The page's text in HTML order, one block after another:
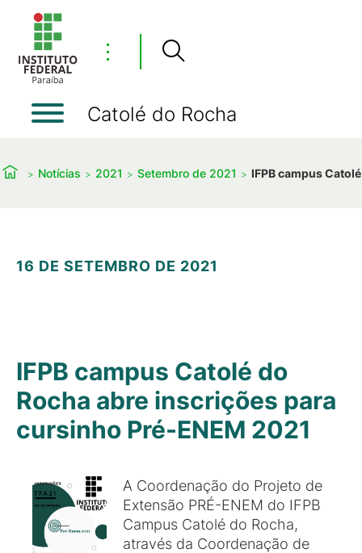
⋮
Catolé do Rocha
Notícias 2021 Setembro de 2021 IFPB campus
16 DE SETEMBRO DE 2021
IFPB campus Catolé do
Rocha abre inscrições para
cursinho Pré-ENEM 2021
A Coordenação do Projeto de
Extensão PRÉ-ENEM do IFPB
Campus Catolé do Rocha,
através da Coordenação de